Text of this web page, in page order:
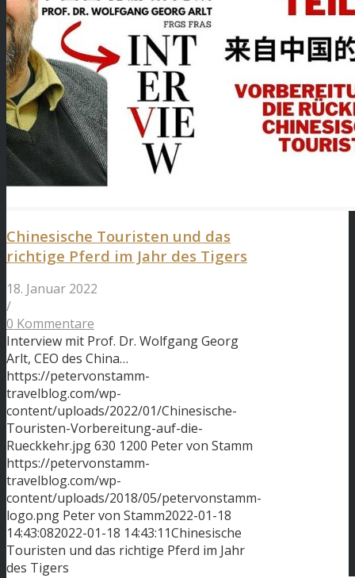
Chinesische Touristen und das
richtige Pferd im Jahr des Tigers
18. Januar 2022
/
0 Kommentare
Interview mit Prof. Dr. Wolfgang Georg
Arlt, CEO des China…
https://petervonstamm-
travelblog.com/wp-
content/uploads/2022/01/Chinesische-
Touristen-Vorbereitung-auf-die-
Rueckkehr.jpg630 1200 Peter von Stamm
https://petervonstamm-
travelblog.com/wp-
content/uploads/2018/05/petervonstamm-
logo.png Peter von Stamm2022-01-18
14:43:082022-01-18 14:43:11Chinesische
Touristen und das richtige Pferd im Jahr
des Tigers